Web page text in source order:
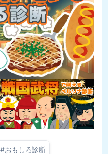
#おもしろ診断